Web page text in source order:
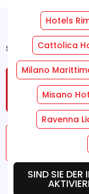
Hotels
Cattolica
Milano
Misano
Ravenna
SIND SIE DER
Startseite "Einrichtungen
Wo Wir